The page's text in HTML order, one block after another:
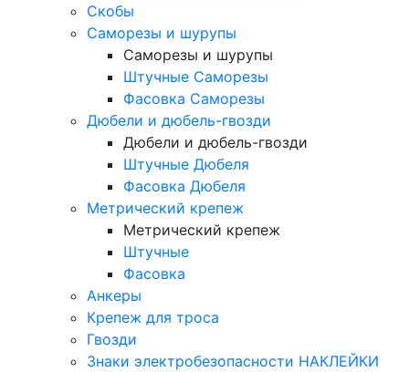
Скобы
Саморезы и шурупы
Саморезы и шурупы
Штучные Саморезы
Фасовка Саморезы
Дюбели и дюбель-гвозди
Дюбели и дюбель-гвозди
Штучные Дюбеля
Фасовка Дюбеля
Метрический крепеж
Метрический крепеж
Штучные
Фасовка
Анкеры
Крепеж для троса
Гвозди
Знаки электробезопасности НАКЛЕЙКИ